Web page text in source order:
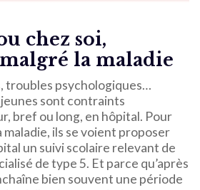
chez soi,
la maladie
troubles psychologiques…
sont contraints
bref ou long, en hôpital. Pour
ils se voient proposer
un suivi scolaire relevant de
de type 5. Et parce qu’après
bien souvent une période